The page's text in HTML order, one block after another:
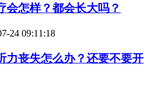
会怎样？都会长大吗？
24 09:11:18
力丧失怎么办？还要不要开